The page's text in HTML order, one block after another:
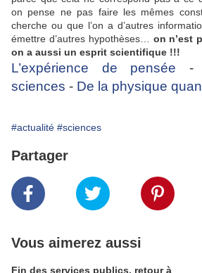
on pense ne pas faire les mêmes
cherche ou que l’on a d’autres
émettre d’autres hypothèses… on n’est
on a aussi un esprit scientifique !!!
L’expérience de pensée -
sciences - De la physique
#actualité #sciences
Partager
Vous aimerez aussi
Fin des services publics, retour à